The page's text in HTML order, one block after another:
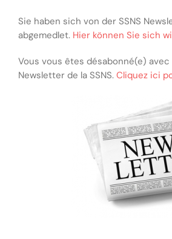
Sie haben sich von der SSNS
abgemedlet. Hier können Sie sich
Vous vous êtes désabonné(e)
Newsletter de la SSNS. Cliquez ici